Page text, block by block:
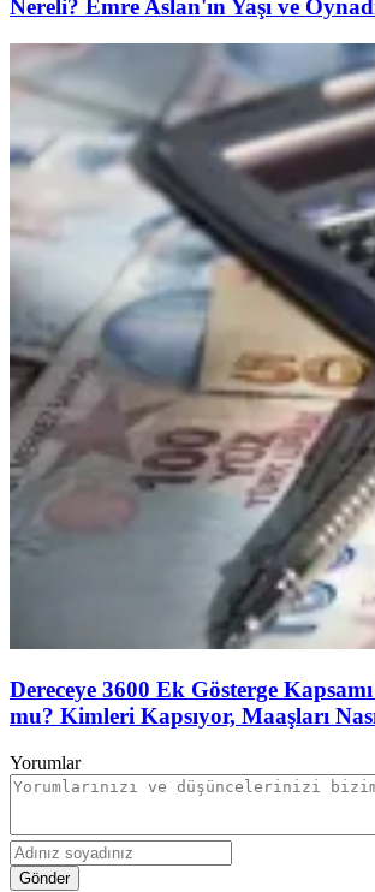
Nereli? Emre Aslan'ın Yaşı ve
Dereceye 3600 Ek Gösterge
mu? Kimleri Kapsıyor, Maaşları
Yorumlar
Gönder